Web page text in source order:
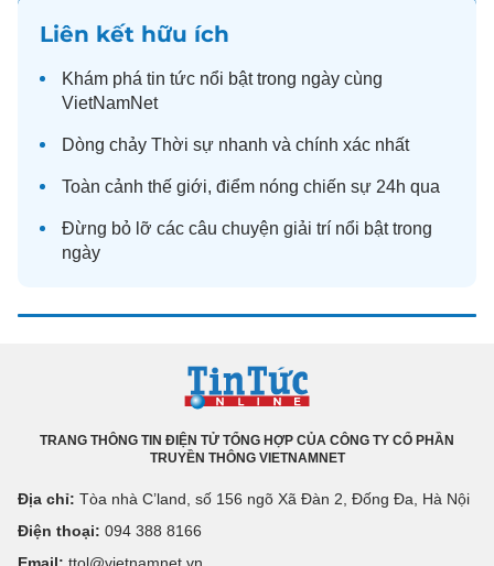
Liên kết hữu ích
Khám phá tin tức nổi bật trong ngày cùng
VietNamNet
Dòng chảy Thời sự nhanh và chính xác nhất
Toàn cảnh thế giới, điểm nóng chiến sự 24h qua
Đừng bỏ lỡ các câu chuyện giải trí nổi bật trong
ngày
TRANG THÔNG TIN ĐIỆN TỬ TỔNG HỢP CỦA CÔNG TY CỔ PHẦN
TRUYỀN THÔNG VIETNAMNET
Địa chỉ: Tòa nhà C’land, số 156 ngõ Xã Đàn 2, Đống Đa, Hà Nội
Điện thoại: 094 388 8166